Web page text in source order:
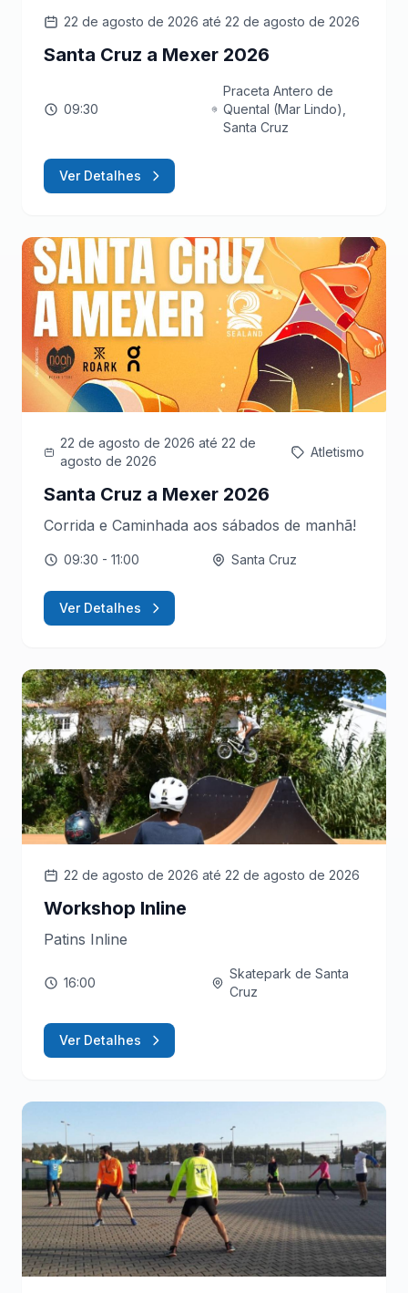
22 de agosto de 2026 até 22 de agosto de 2026
Santa Cruz a Mexer 2026
09:30
Praceta Antero de
Quental (Mar Lindo),
Santa Cruz
Ver Detalhes
22 de agosto de 2026 até 22 de
agosto de 2026
Atletismo
Santa Cruz a Mexer 2026
Corrida e Caminhada aos sábados de manhã!
09:30 - 11:00 Santa Cruz
Ver Detalhes
22 de agosto de 2026 até 22 de agosto de 2026
Workshop Inline
Patins Inline
16:00
Skatepark de Santa
Cruz
Ver Detalhes